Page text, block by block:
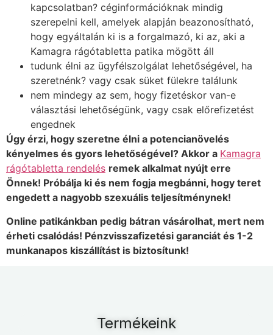
kapcsolatban? céginformációknak mindig
szerepelni kell, amelyek alapján beazonosítható,
hogy egyáltalán ki is a forgalmazó, ki az, aki a
Kamagra rágótabletta patika mögött áll
tudunk élni az ügyfélszolgálat lehetőségével, ha
szeretnénk? vagy csak süket fülekre találunk
nem mindegy az sem, hogy fizetéskor van-e
választási lehetőségünk, vagy csak előrefizetést
engednek
Úgy érzi, hogy szeretne élni a potencianövelés
kényelmes és gyors lehetőségével? Akkor a Kamagra
rágótabletta rendelés remek alkalmat nyújt erre
Önnek! Próbálja ki és nem fogja megbánni, hogy teret
engedett a nagyobb szexuális teljesítménynek!
Online patikánkban pedig bátran vásárolhat, mert nem
érheti csalódás! Pénzvisszafizetési garanciát és 1-2
munkanapos kiszállítást is biztosítunk!
Termékeink